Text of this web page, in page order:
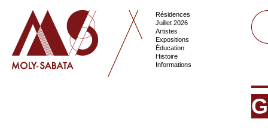
Résidences
Juillet 2026
Artistes
Expositions
Éducation
Histoire
Informations